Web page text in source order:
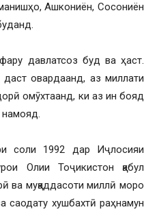
Ашкониён, Сосониён
давлатсоз буд ва ҳаст.
овардаанд, аз миллати
омӯхтаанд, ки аз ин бояд
намояд.
соли 1992 дар Иҷлосияи
Олии Тоҷикистон қабул
ва муқаддасоти миллӣ моро
саодату хушбахтӣ раҳнамун